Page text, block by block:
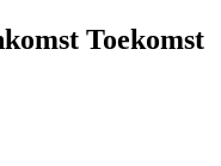
Toekomst